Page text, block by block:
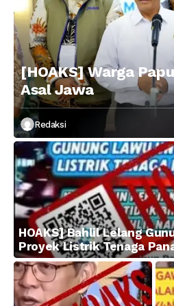
[HOAKS] Warga
Asal Jawa
Redaksi
HOAKS] Bahlil Lelang
Proyek Listrik Tenaga